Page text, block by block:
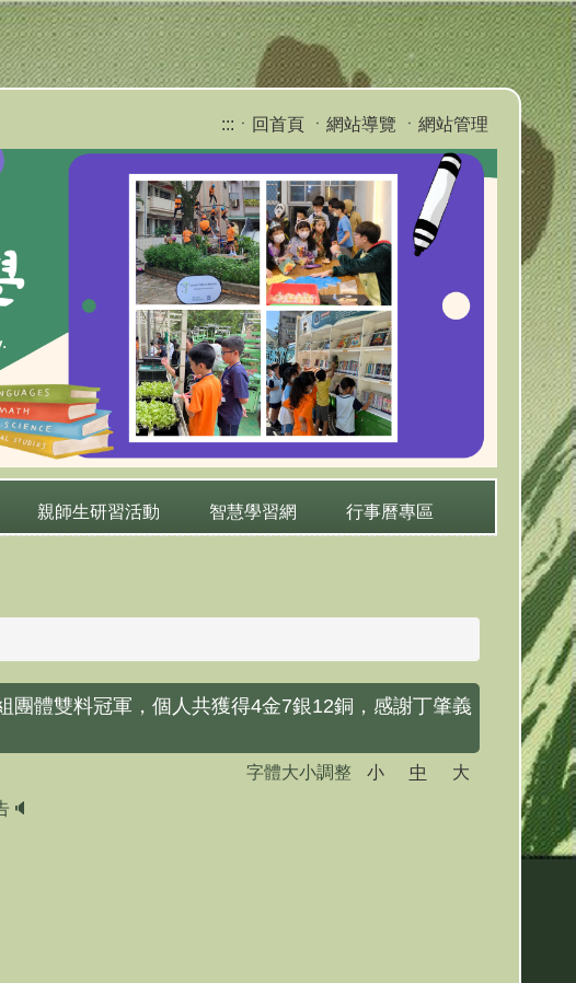
::: ㆍ回首頁 ㆍ網站導覽 ㆍ網站管理
親師生研習活動 智慧學習網 行事曆專區
團體雙料冠軍，個人共獲得4金7銀12銅，感謝丁肇義
字體大小調整 小 中
大
🔈